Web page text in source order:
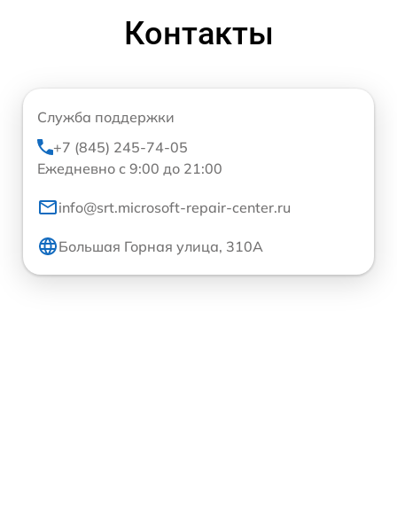
Контакты
Служба поддержки
+7 (845) 245-74-05
Ежедневно с 9:00 до 21:00
info@srt.microsoft-repair-center.ru
Большая Горная улица, 310А